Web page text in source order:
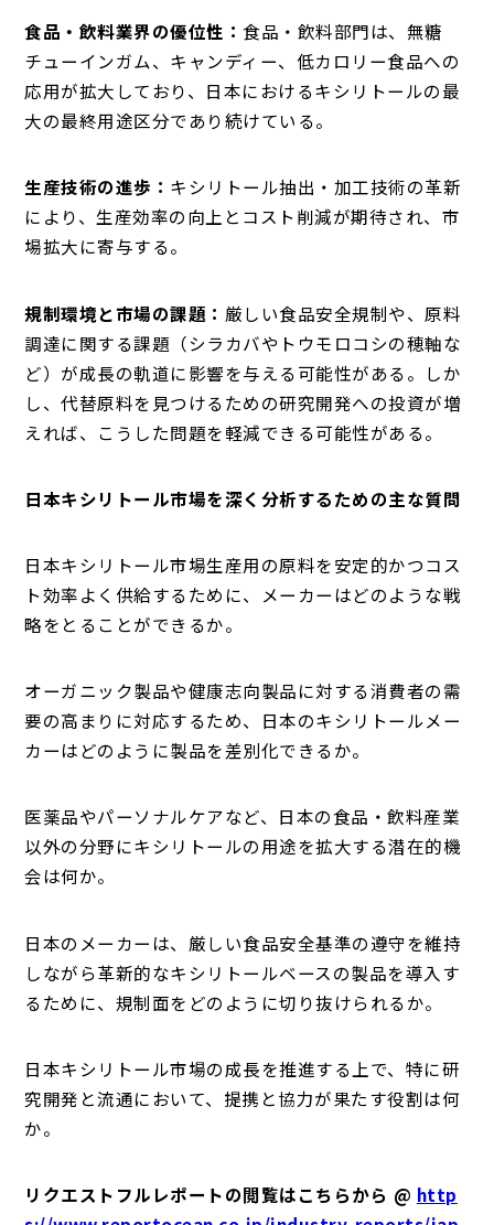
食品・飲料業界の優位性：食品・飲料部門は、無糖
チューインガム、キャンディー、低カロリー食品への
応用が拡大しており、日本におけるキシリトールの最
大の最終用途区分であり続けている。
生産技術の進歩： キシリトール抽出・加工技術の革新
により、生産効率の向上とコスト削減が期待され、市
場拡大に寄与する。
規制環境と市場の課題： 厳しい食品安全規制や、原料
調達に関する課題（シラカバやトウモロコシの穂軸な
ど）が成長の軌道に影響を与える可能性がある。しか
し、代替原料を見つけるための研究開発への投資が増
えれば、こうした問題を軽減できる可能性がある。
日本キシリトール市場を深く分析するための主な質問
日本キシリトール市場生産用の原料を安定的かつコス
ト効率よく供給するために、メーカーはどのような戦
略をとることができるか。
オーガニック製品や健康志向製品に対する消費者の需
要の高まりに対応するため、日本のキシリトールメー
カーはどのように製品を差別化できるか。
医薬品やパーソナルケアなど、日本の食品・飲料産業
以外の分野にキシリトールの用途を拡大する潜在的機
会は何か。
日本のメーカーは、厳しい食品安全基準の遵守を維持
しながら革新的なキシリトールベースの製品を導入す
るために、規制面をどのように切り抜けられるか。
日本キシリトール市場の成長を推進する上で、特に研
究開発と流通において、提携と協力が果たす役割は何
か。
リクエストフルレポートの閲覧はこちらから @ http